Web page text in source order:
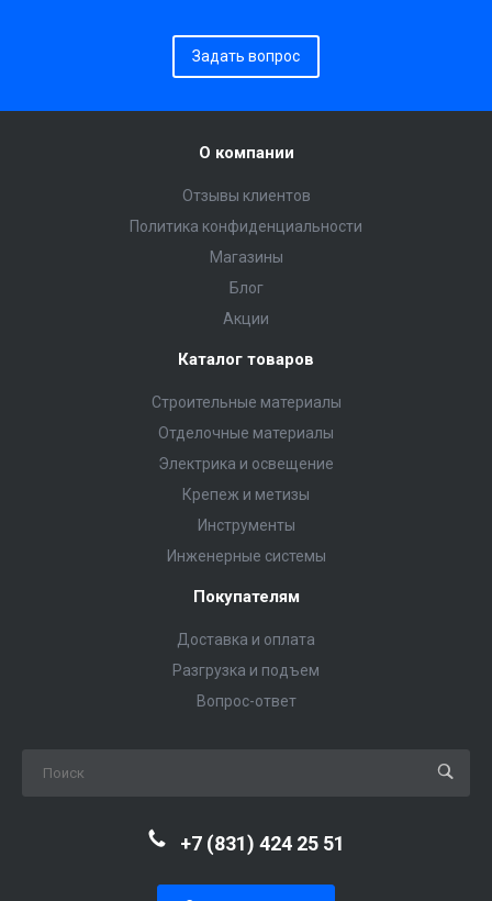
Задать вопрос
О компании
Отзывы клиентов
Политика конфиденциальности
Магазины
Блог
Акции
Каталог товаров
Строительные материалы
Отделочные материалы
Электрика и освещение
Крепеж и метизы
Инструменты
Инженерные системы
Покупателям
Доставка и оплата
Разгрузка и подъем
Вопрос-ответ
+7 (831) 424 25 51